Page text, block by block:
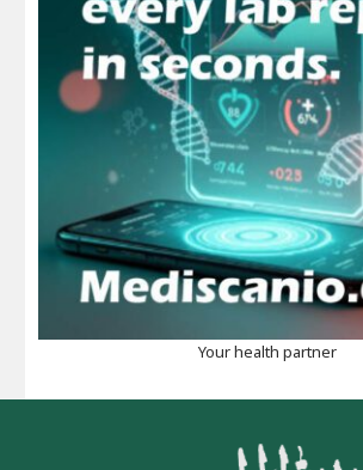
Your health partner